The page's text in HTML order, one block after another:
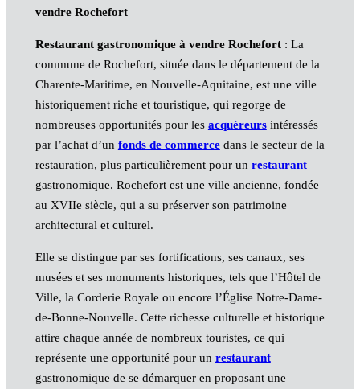
vendre Rochefort
Restaurant gastronomique à vendre Rochefort: La
commune de Rochefort, située dans le département de la
Charente-Maritime, en Nouvelle-Aquitaine, est une ville
historiquement riche et touristique, qui regorge de
nombreuses opportunités pour les acquéreursintéressés
par l’achat d’un fonds de commercedans le secteur de la
restauration, plus particulièrement pour un restaurant
gastronomique. Rochefort est une ville ancienne, fondée
au XVIIe siècle, qui a su préserver son patrimoine
architectural et culturel.
Elle se distingue par ses fortifications, ses canaux, ses
musées et ses monuments historiques, tels que l’Hôtel de
Ville, la Corderie Royale ou encore l’Église Notre-Dame-
de-Bonne-Nouvelle. Cette richesse culturelle et historique
attire chaque année de nombreux touristes, ce qui
représente une opportunité pour un restaurant
gastronomique de se démarquer en proposant une